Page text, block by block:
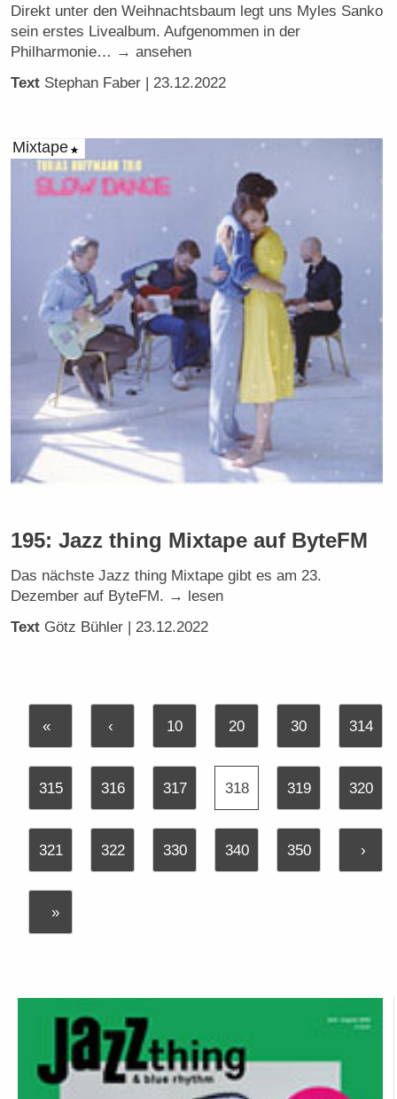
Direkt unter den Weihnachtsbaum legt uns Myles Sanko
sein erstes Livealbum. Aufgenommen in der
Philharmonie… → ansehen
Text Stephan Faber | 23.12.2022
Mixtape
195: Jazz thing Mixtape auf ByteFM
Das nächste Jazz thing Mixtape gibt es am 23.
Dezember auf ByteFM. → lesen
Text Götz Bühler | 23.12.2022
« ‹ 10 20 30 314
315 316 317 318 319 320
321 322 330 340 350 ›
»